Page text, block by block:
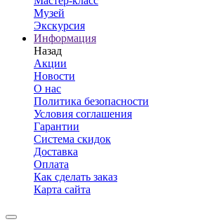
Музей
Экскурсия
Информация
Назад
Акции
Новости
О нас
Политика безопасности
Условия соглашения
Гарантии
Система скидок
Доставка
Оплата
Как сделать заказ
Карта сайта